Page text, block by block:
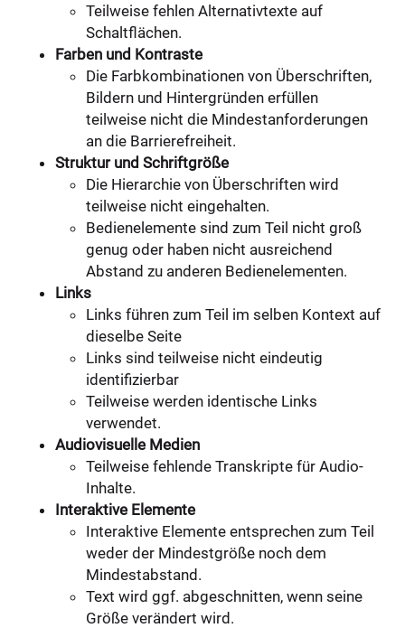
Teilweise fehlen Alternativtexte auf
Schaltflächen.
Farben und Kontraste
Die Farbkombinationen von Überschriften,
Bildern und Hintergründen erfüllen
teilweise nicht die Mindestanforderungen
an die Barrierefreiheit.
Struktur und Schriftgröße
Die Hierarchie von Überschriften wird
teilweise nicht eingehalten.
Bedienelemente sind zum Teil nicht groß
genug oder haben nicht ausreichend
Abstand zu anderen Bedienelementen.
Links
Links führen zum Teil im selben Kontext auf
dieselbe Seite
Links sind teilweise nicht eindeutig
identifizierbar
Teilweise werden identische Links
verwendet.
Audiovisuelle Medien
Teilweise fehlende Transkripte für Audio-
Inhalte.
Interaktive Elemente
Interaktive Elemente entsprechen zum Teil
weder der Mindestgröße noch dem
Mindestabstand.
Text wird ggf. abgeschnitten, wenn seine
Größe verändert wird.